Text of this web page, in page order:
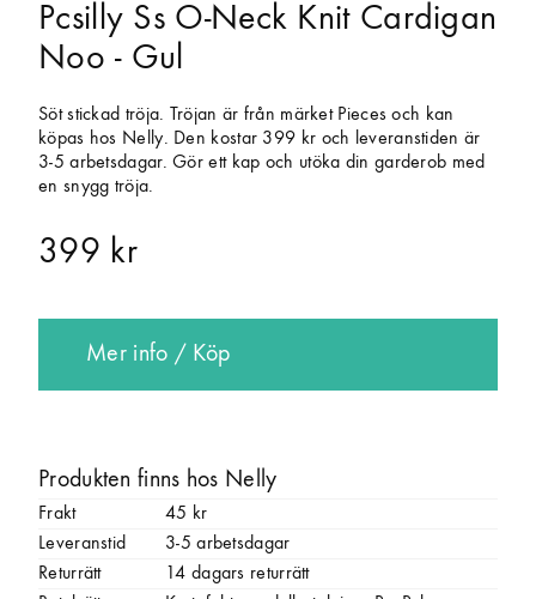
Pcsilly Ss O-Neck Knit Cardigan
Noo - Gul
Söt stickad tröja. Tröjan är från märket Pieces och kan
köpas hos Nelly. Den kostar 399 kr och leveranstiden är
3-5 arbetsdagar. Gör ett kap och utöka din garderob med
en snygg tröja.
399 kr
Mer info / Köp
Produkten finns hos Nelly
Frakt
45 kr
Leveranstid
3-5 arbetsdagar
Returrätt
14 dagars returrätt